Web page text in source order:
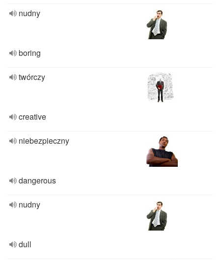
nudny
boring
twórczy
creative
niebezpieczny
dangerous
nudny
dull